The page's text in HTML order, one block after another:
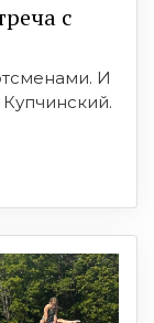
с
И